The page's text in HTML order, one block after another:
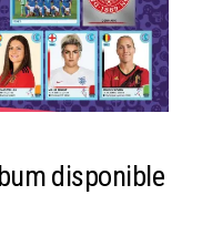
disponible